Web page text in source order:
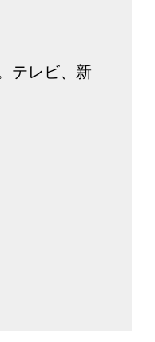
テレビ、新